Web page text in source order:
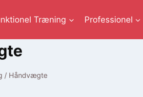
Træning Professionel
/ Håndvægte